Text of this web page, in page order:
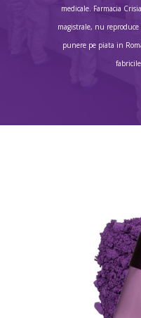
medicale. Farmacia
magistrale, nu
punere pe piata in